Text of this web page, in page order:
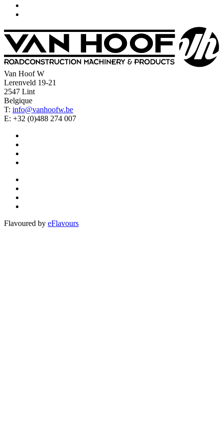
Van Hoof W
Lerenveld 19-21
2547 Lint
Belgique
T: info@vanhoofw.be
E: +32 (0)488 274 007
Flavoured by eFlavours